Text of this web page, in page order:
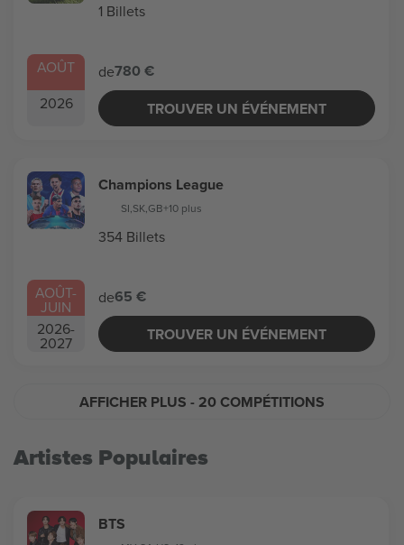
AOÛT
2026
1 Billets
de780 €
TROUVER UN ÉVÉNEMENT
AOÛT-
JUIN
2026-
2027
Champions League
SI,SK,GB+10 plus
354 Billets
de65 €
TROUVER UN ÉVÉNEMENT
AFFICHER PLUS - 20 COMPÉTITIONS
Artistes Populaires
BTS